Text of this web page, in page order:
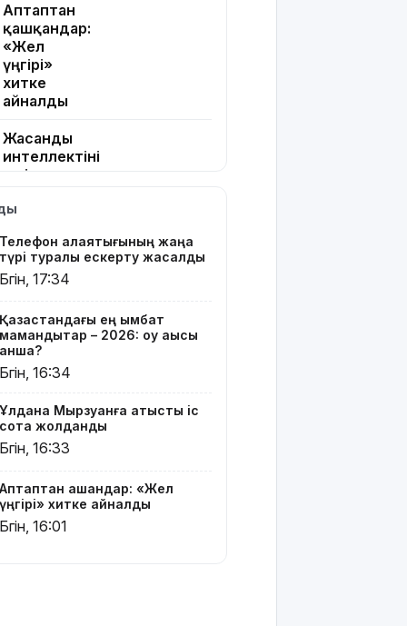
Аптаптан
қашқандар:
«Жел
үңгірі»
хитке
айналды
Жасанды
интеллектіні
өшіруге
болып
Грант
иегерлерінің
шықты
Белгілі
блогер
былапыт
сөз
айтқаны
қамауға
алынды
Телефон алаяқтығының жаңа
түрі туралы ескерту жасалды
Бүгін, 17:34
Қазақстандағы ең қымбат
мамандықтар – 2026: оқу ақысы
қанша?
Бүгін, 16:34
Ұлдана Мырзуанға қатысты іс
сотқа жолданды
Бүгін, 16:33
Аптаптан қашқандар: «Жел
үңгірі» хитке айналды
Бүгін, 16:01